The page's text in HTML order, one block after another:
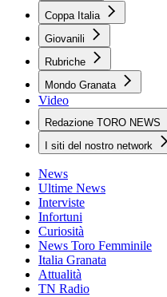
Coppa Italia
Giovanili
Rubriche
Mondo Granata
Video
Redazione TORO NEWS
I siti del nostro network
News
Ultime News
Interviste
Infortuni
Curiosità
News Toro Femminile
Italia Granata
Attualità
TN Radio